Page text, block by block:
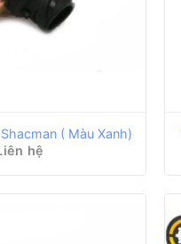
( Màu Xanh)
hệ